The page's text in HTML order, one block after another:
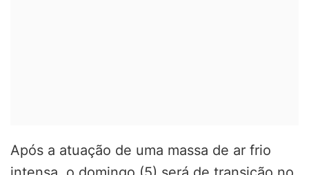
Após a atuação de uma massa de ar frio